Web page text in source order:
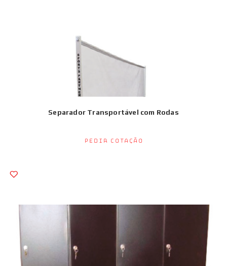
Separador Transportável com Rodas
Pedir Cotação